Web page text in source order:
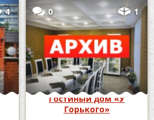
4 0 1
Гостиный дом «У
Горького»